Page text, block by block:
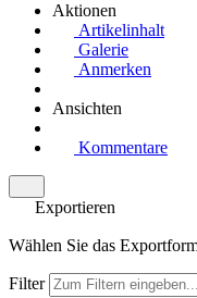
Aktionen
Artikelinhalt
Galerie
Anmerken
Ansichten
Kommentare
Exportieren
Wählen Sie das
Filter